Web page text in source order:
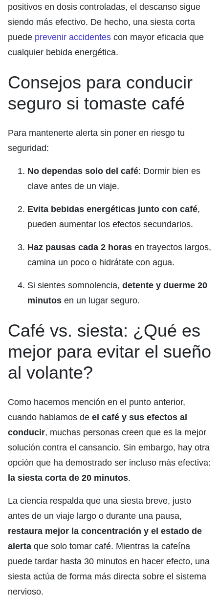
positivos en dosis controladas, el descanso sigue
siendo más efectivo. De hecho, una siesta corta
puede prevenir accidentes con mayor eficacia que
cualquier bebida energética.
Consejos para conducir
seguro si tomaste café
Para mantenerte alerta sin poner en riesgo tu
seguridad:
No dependas solo del café: Dormir bien es
clave antes de un viaje.
Evita bebidas energéticas junto con café,
pueden aumentar los efectos secundarios.
Haz pausas cada 2 horas en trayectos largos,
camina un poco o hidrátate con agua.
Si sientes somnolencia, detente y duerme 20
minutos en un lugar seguro.
Café vs. siesta: ¿Qué es
mejor para evitar el sueño
al volante?
Como hacemos mención en el punto anterior,
cuando hablamos de el café y sus efectos al
conducir, muchas personas creen que es la mejor
solución contra el cansancio. Sin embargo, hay otra
opción que ha demostrado ser incluso más efectiva:
la siesta corta de 20 minutos.
La ciencia respalda que una siesta breve, justo
antes de un viaje largo o durante una pausa,
restaura mejor la concentración y el estado de
alerta que solo tomar café. Mientras la cafeína
puede tardar hasta 30 minutos en hacer efecto, una
siesta actúa de forma más directa sobre el sistema
nervioso.